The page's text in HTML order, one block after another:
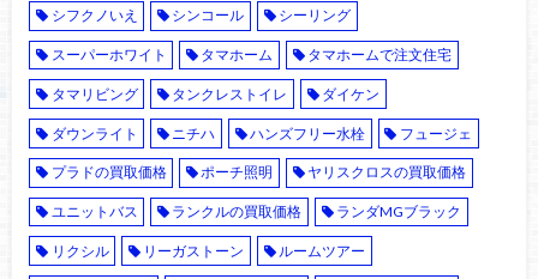
シフクノいえ シンコール シーリング
スーパーホワイト タマホーム タマホームで注文住宅
タマリビング タンクレストイレ ダイケン
ダウンライト ニチハ ハンズフリー水栓 フュージェ
プラドの買取価格 ポーチ照明 ヤリスクロスの買取価格
ユニットバス ランクルの買取価格 ランダMGブラック
リクシル リーガストーン ルームツアー